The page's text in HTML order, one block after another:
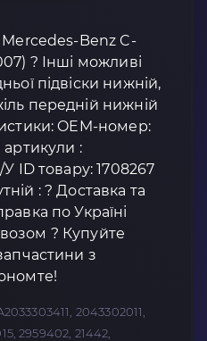
Mercedes-Benz C-
? Інші можливі
підвіски нижній,
передній нижній
OEM-номер:
артикули :
ID товару: 1708267
: ? Доставка та
по Україні
? Купуйте
з
2043302011,
2959402, 21442,